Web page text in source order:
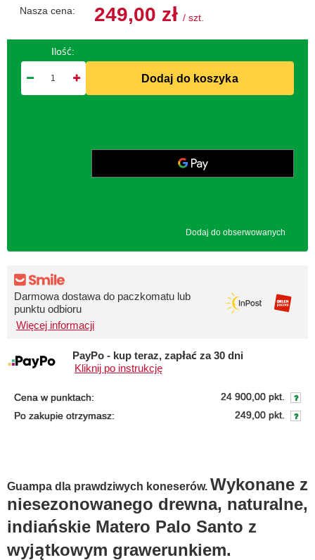
Nasza cena: 249,00 zł / szt.
Ilość:
Dodaj do koszyka
Dodaj do obserwowanych
Darmowa dostawa do paczkomatu lub
punktu odbioru
Więcej informacji
PayPo - kup teraz, zapłać za 30 dni
Kliknij po instrukcję
Cena w punktach:
24 900,00 pkt.
Po zakupie otrzymasz:
249,00 pkt.
Guampa dla prawdziwych koneserów. Wykonane z
niesezonowanego drewna, naturalne,
indiańskie Matero Palo Santo z
wyjątkowym grawerunkiem.